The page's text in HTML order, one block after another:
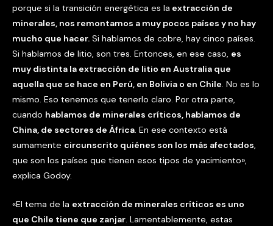
porque si la transición energética es la extracción de
minerales, nos remontamos a muy pocos países y no hay
mucho que hacer. Si hablamos de cobre, hay cinco países.
Si hablamos de litio, son tres. Entonces, en ese caso, es
muy distinta la extracción de litio en Australia que
aquella que se hace en Perú, en Bolivia o en Chile. No es lo
mismo. Eso tenemos que tenerlo claro. Por otra parte,
cuando hablamos de minerales críticos, hablamos de
China, de sectores de África. En ese contexto está
sumamente circunscrito quiénes son los más afectados,
que son los países que tienen esos tipos de yacimiento»,
explica Godoy.
«El tema de la extracción de minerales críticos es uno
que Chile tiene que zanjar. Lamentablemente, estas